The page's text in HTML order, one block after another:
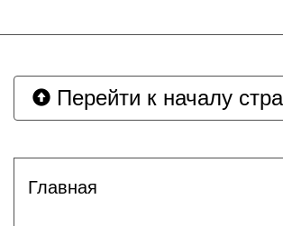
Перейти к началу
Главная